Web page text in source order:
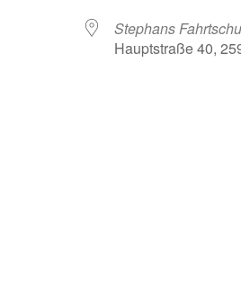
Stephans
Hauptstraße 40,